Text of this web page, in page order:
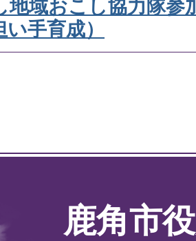
地域おこし協力隊参
手育成）
鹿角市